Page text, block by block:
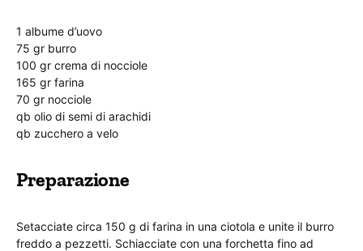
1 albume d’uovo
75 gr burro
100 gr crema di nocciole
165 gr farina
70 gr nocciole
qb olio di semi di arachidi
qb zucchero a velo
Preparazione
Setacciate circa 150 g di farina in una ciotola e unite il burro
freddo a pezzetti. Schiacciate con una forchetta fino ad